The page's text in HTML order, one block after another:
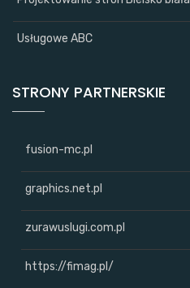
Usługowe ABC
STRONY PARTNERSKIE
fusion-mc.pl
graphics.net.pl
zurawuslugi.com.pl
https://fimag.pl/